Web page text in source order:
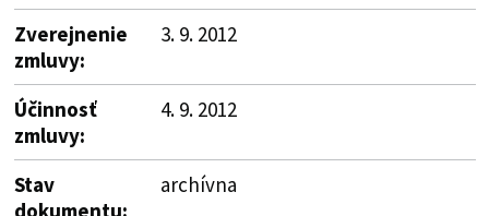
Zverejnenie
zmluvy:
3. 9. 2012
Účinnosť
zmluvy:
4. 9. 2012
Stav
dokumentu:
archívna